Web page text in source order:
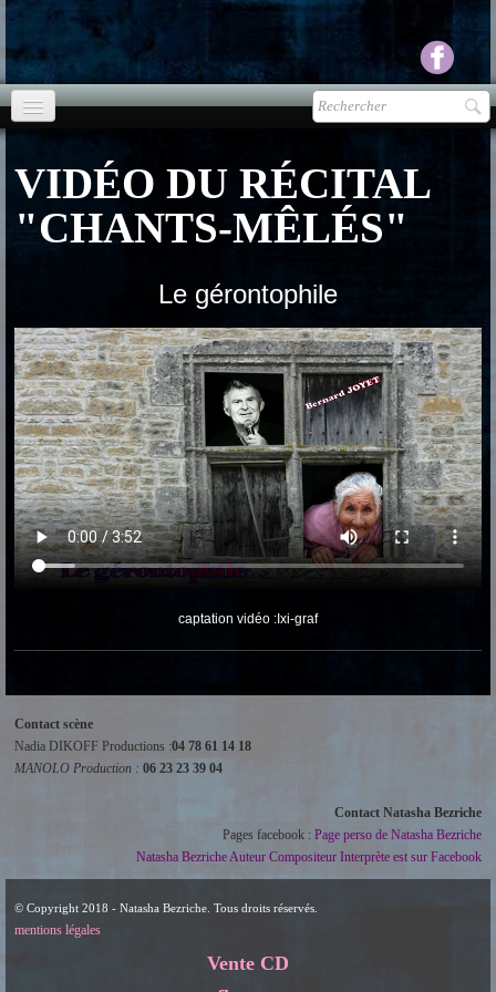
agenda
Presse ▼
vente CD
Photos▼
Espace pro▼
Contact & liens
VIDÉO DU RÉCITAL
"CHANTS-MÊLÉS"
Le gérontophile
captation vidéo :Ixi-graf
Contact scène
Nadia DIKOFF Productions :04 78 61 14 18
MANOLO Production : 06 23 23 39 04
Contact Natasha Bezriche
Pages facebook : Page perso de Natasha Bezriche
Natasha Bezriche Auteur Compositeur Interprète est sur Facebook
© Copyright 2018 - Natasha Bezriche. Tous droits réservés.
mentions légales
Vente CD